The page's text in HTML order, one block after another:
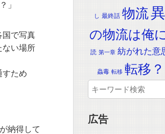
」
国で写真
ない場所
ため
納得して
し 最終話 物流
の物流は俺
読 第一章 紡がれた意
蟲毒 転移 転移？
広告